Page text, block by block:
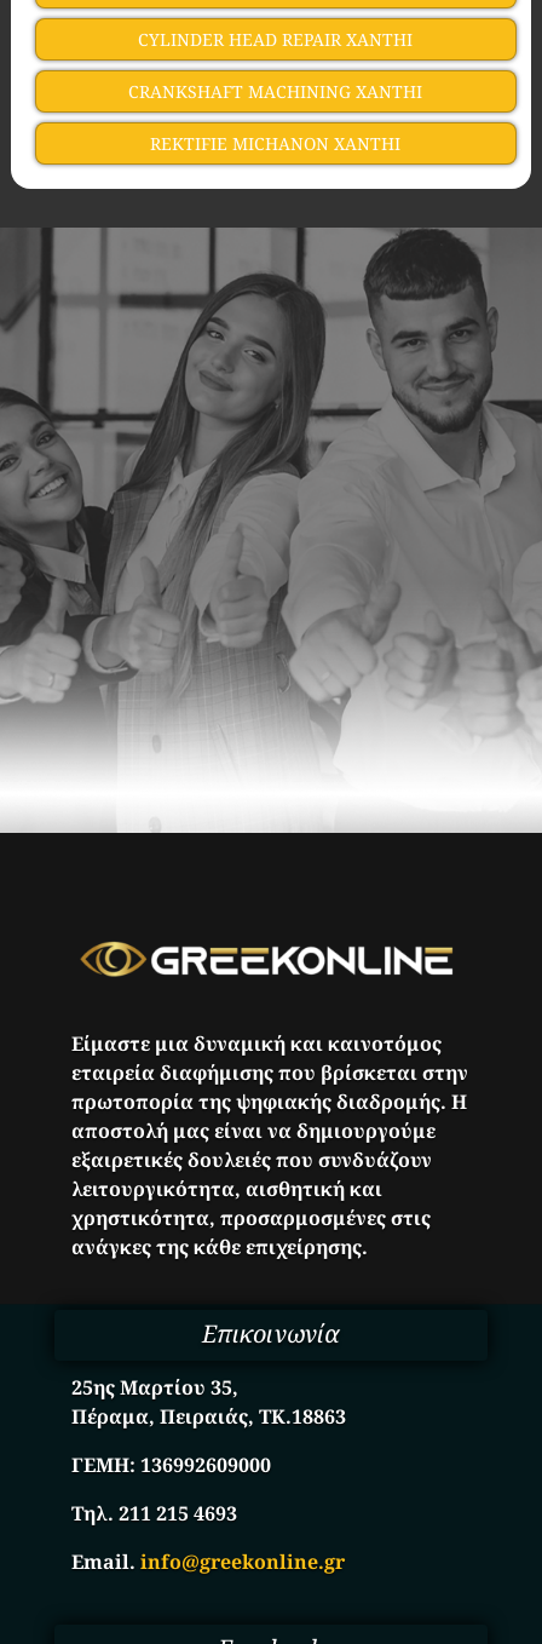
CYLINDER HEAD REPAIR XANTHI
CRANKSHAFT MACHINING XANTHI
REKTIFIE MICHANON XANTHI
Είμαστε μια δυναμική και καινοτόμος
εταιρεία διαφήμισης που βρίσκεται στην
πρωτοπορία της ψηφιακής διαδρομής. Η
αποστολή μας είναι να δημιουργούμε
εξαιρετικές δουλειές που συνδυάζουν
λειτουργικότητα, αισθητική και
χρηστικότητα, προσαρμοσμένες στις
ανάγκες της κάθε επιχείρησης.
Επικοινωνία
25ης Μαρτίου 35,
Πέραμα, Πειραιάς, ΤΚ.18863
ΓΕΜΗ:136992609000
Τηλ. 211 215 4693
Email.info@greekonline.gr